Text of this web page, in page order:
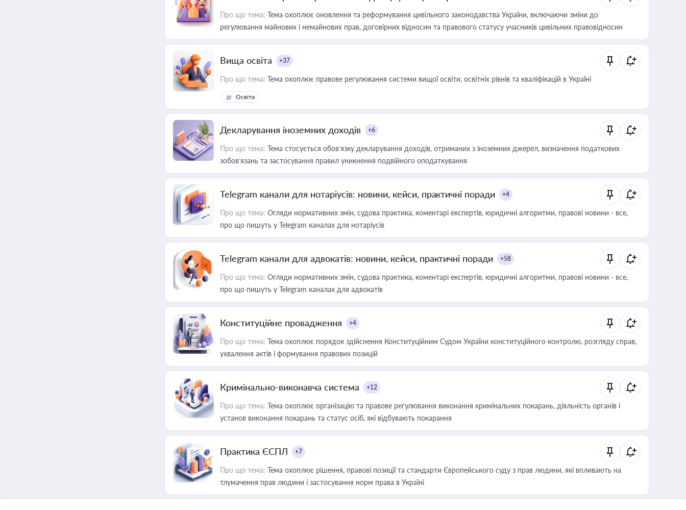
Про що тема: Тема охоплює оновлення та реформування цивільного законодавства України, включаючи зміни до
регулювання майнових і немайнових прав, договірних відносин та правового статусу учасників цивільних правовідносин
Вища освіта +37
Про що тема: Тема охоплює правове регулювання системи вищої освіти, освітніх рівнів та кваліфікацій в Україні
Освіта
Декларування іноземних доходів +6
Про що тема: Тема стосується обов’язку декларування доходів, отриманих з іноземних джерел, визначення податкових
зобов’язань та застосування правил уникнення подвійного оподаткування
Telegram канали для нотаріусів: новини, кейси, практичні поради +4
Про що тема: Огляди нормативних змін, судова практика, коментарі експертів, юридичні алгоритми, правові новини - все,
про що пишуть у Telegram каналах для нотаріусів
Telegram канали для адвокатів: новини, кейси, практичні поради +58
Про що тема: Огляди нормативних змін, судова практика, коментарі експертів, юридичні алгоритми, правові новини - все,
про що пишуть у Telegram каналах для адвокатів
Конституційне провадження +4
Про що тема: Тема охоплює порядок здійснення Конституційним Судом України конституційного контролю, розгляду справ,
ухвалення актів і формування правових позицій
Кримінально-виконавча система +12
Про що тема: Тема охоплює організацію та правове регулювання виконання кримінальних покарань, діяльність органів і
установ виконання покарань та статус осіб, які відбувають покарання
Практика ЄСПЛ +7
Про що тема: Тема охоплює рішення, правові позиції та стандарти Європейського суду з прав людини, які впливають на
тлумачення прав людини і застосування норм права в Україні